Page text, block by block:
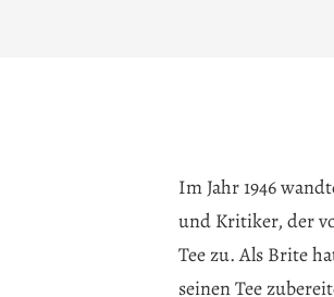
Im Jahr 1946
und Kritiker, der
Tee zu. Als Brite
seinen Tee